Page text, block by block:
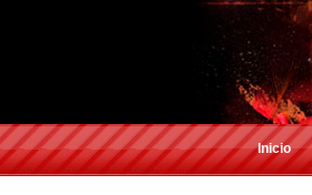
Inicio